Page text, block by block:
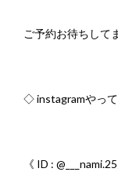
ご予約お待ちして
◇instagramやっ
《 ID : @___nami.25